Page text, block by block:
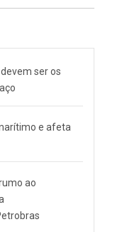
ser os
e afeta
ao